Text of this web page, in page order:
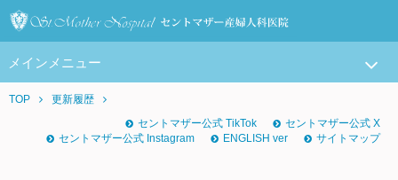
メインメニュー
TOP
更新履歴
セントマザー公式 TikTok
セントマザー公式 X
セントマザー公式 Instagram
ENGLISH ver サイトマップ